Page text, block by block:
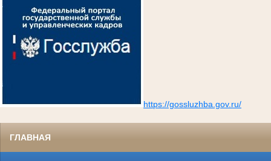
https://gossluzhba.gov.ru/
ГЛАВНАЯ